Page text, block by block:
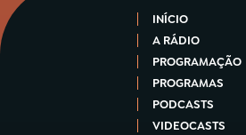
INÍCIO
A RÁDIO
PROGRAMAÇÃO
PROGRAMAS
PODCASTS
VIDEOCASTS